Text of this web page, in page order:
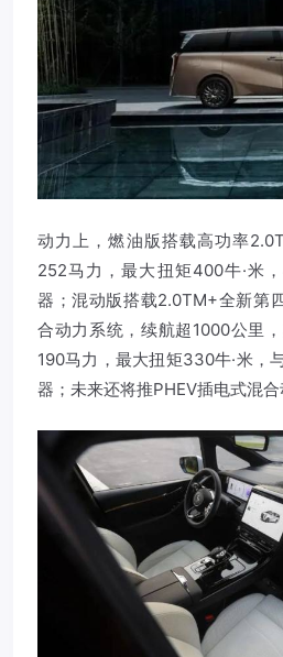
动力上，燃油版搭载高功率
252马力，最大扭矩400牛·米
器；混动版搭载2.0TM+全新第
合动力系统，续航超1000公里
190马力，最大扭矩330牛·米，
器；未来还将推PHEV插电式混合